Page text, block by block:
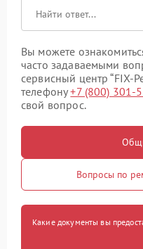
Вы можете
часто задаваемыми
сервисный центр “FIX-
телефону+7 (800) 301-
свой вопрос.
Вопросы по
Какие документы вы